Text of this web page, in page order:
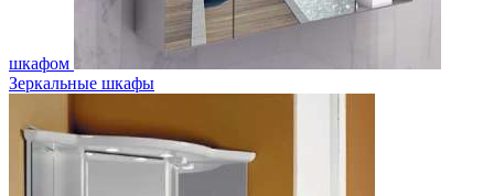
шкафом
Зеркальные шкафы